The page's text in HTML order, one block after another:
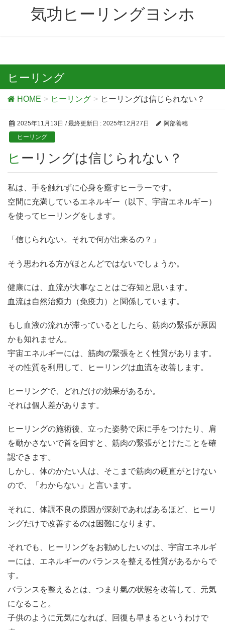
気功ヒーリングヨシホ
ヒーリング
HOME ヒーリング ヒーリングは信じられない？
2025年11月13日 / 最終更新日 : 2025年12月27日
阿部善穗
ヒーリング
ヒーリングは信じられない？
私は、手を触れずに心身を癒すヒーラーです。
空間に充満しているエネルギー（以下、宇宙エネルギー）
を使ってヒーリングをします。
「信じられない。それで何が出来るの？」
そう思われる方がほとんどではないでしょうか。
健康には、血流が大事なことはご存知と思います。
血流は自然治癒力（免疫力）と関係しています。
もし血液の流れが滞っているとしたら、筋肉の緊張が原因
かも知れません。
宇宙エネルギーには、筋肉の緊張をとく性質があります。
その性質を利用して、ヒーリングは血流を改善します。
ヒーリングで、どれだけの効果があるか。
それは個人差があります。
ヒーリングの施術後、立った姿勢で床に手をつけたり、肩
を動かさないで首を回すと、筋肉の緊張がとけたことを確
認できます。
しかし、体のかたい人は、そこまで筋肉の硬直がとけない
ので、「わからない」と言います。
それに、体調不良の原因が深刻であればあるほど、ヒーリ
ングだけで改善するのは困難になります。
それでも、ヒーリングをお勧めしたいのは、宇宙エネルギ
ーには、エネルギーのバランスを整える性質があるからで
す。
バランスを整えるとは、つまり氣の状態を改善して、元気
になること。
子供のように元気になれば、回復も早まるというわけで